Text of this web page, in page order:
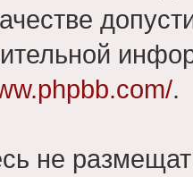
.
не